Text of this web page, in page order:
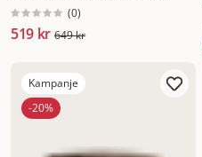
(0)
519 kr 649 kr
Kampanje
-20%